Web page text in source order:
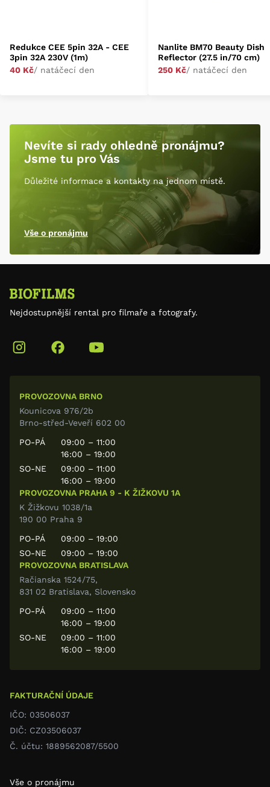
Redukce CEE 5pin 32A - CEE
3pin 32A 230V (1m)
40 Kč/ natáčecí den
Nanlite BM70 Beauty Dish
Reflector (27.5 in/70 cm)
250 Kč/ natáčecí den
Nevíte si rady ohledně pronájmu?
Jsme tu pro Vás
Důležité informace a kontakty na jednom místě.
Vše o pronájmu
Nejdostupnější rental pro filmaře a fotografy.
Vše o pronájmu
FAKTURAČNÍ ÚDAJE
IČO: 03506037
DIČ: CZ03506037
Č. účtu: 1889562087/5500
PROVOZOVNA BRNO
Kounicova 976/2b
Brno-střed-Veveří 602 00
PO-PÁ
09:00 – 11:00
16:00 – 19:00
SO-NE
09:00 – 11:00
16:00 – 19:00
PROVOZOVNA PRAHA 9 - K ŽIŽKOVU 1A
K Žižkovu 1038/1a
190 00 Praha 9
PO-PÁ
09:00 – 19:00
SO-NE
09:00 – 19:00
PROVOZOVNA BRATISLAVA
Račianska 1524/75,
831 02 Bratislava, Slovensko
PO-PÁ
09:00 – 11:00
16:00 – 19:00
SO-NE
09:00 – 11:00
16:00 – 19:00